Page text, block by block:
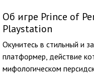
Об игре Prince of
Playstation
Окунитесь в стильный и
платформер, действие
мифологическом